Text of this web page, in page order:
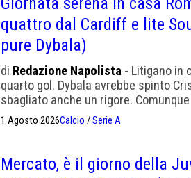
quattro dal Cardiff e lite
pure Dybala)
di Redazione Napolista - Litigano in
quarto gol. Dybala avrebbe spinto
sbagliato anche un rigore.
1 Agosto 2026Calcio /Serie A
Mercato, è il giorno della